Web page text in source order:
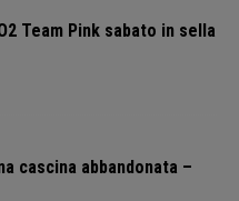
Team Pink sabato in sella
cascina abbandonata –